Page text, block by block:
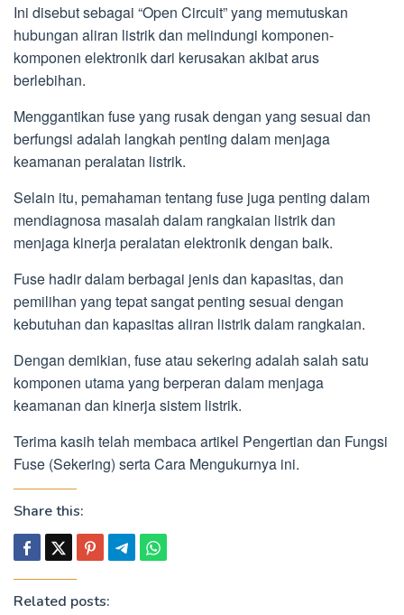
Ini disebut sebagai “Open Circuit” yang memutuskan
hubungan aliran listrik dan melindungi komponen-
komponen elektronik dari kerusakan akibat arus
berlebihan.
Menggantikan fuse yang rusak dengan yang sesuai dan
berfungsi adalah langkah penting dalam menjaga
keamanan peralatan listrik.
Selain itu, pemahaman tentang fuse juga penting dalam
mendiagnosa masalah dalam rangkaian listrik dan
menjaga kinerja peralatan elektronik dengan baik.
Fuse hadir dalam berbagai jenis dan kapasitas, dan
pemilihan yang tepat sangat penting sesuai dengan
kebutuhan dan kapasitas aliran listrik dalam rangkaian.
Dengan demikian, fuse atau sekering adalah salah satu
komponen utama yang berperan dalam menjaga
keamanan dan kinerja sistem listrik.
Terima kasih telah membaca artikel Pengertian dan Fungsi
Fuse (Sekering) serta Cara Mengukurnya ini.
Share this:
Related posts: